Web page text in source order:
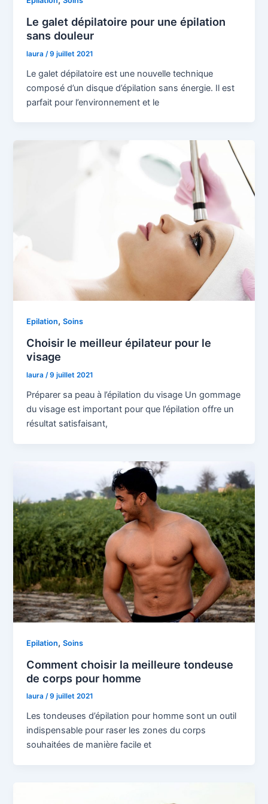
Le galet dépilatoire pour une épilation
sans douleur
laura /9 juillet 2021
Le galet dépilatoire est une nouvelle technique
composé d’un disque d’épilation sans énergie. Il est
parfait pour l’environnement et le
Epilation,Soins
Choisir le meilleur épilateur pour le
visage
laura/9 juillet 2021
Préparer sa peau à l’épilation du visage Un gommage
du visage est important pour que l’épilation offre un
résultat satisfaisant,
Epilation,Soins
Comment choisir la meilleure tondeuse
de corps pour homme
laura/9 juillet 2021
Les tondeuses d’épilation pour homme sont un outil
indispensable pour raser les zones du corps
souhaitées de manière facile et